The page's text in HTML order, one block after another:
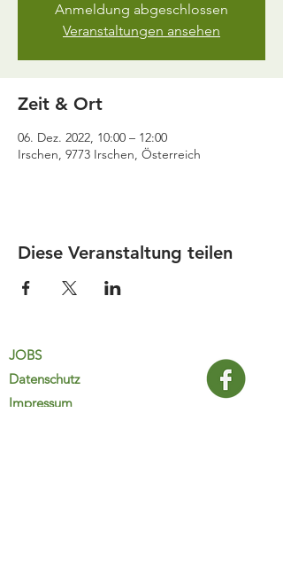
Anmeldung abgeschlossen
Veranstaltungen ansehen
Zeit & Ort
06. Dez. 2022, 10:00 – 12:00
Irschen, 9773 Irschen, Österreich
Diese Veranstaltung teilen
JOBS
Datenschutz
Impressum